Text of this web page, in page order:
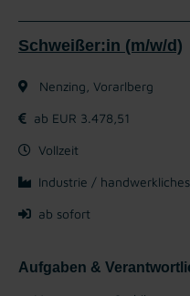
Schweißer:in (m/w/d)
Nenzing, Vorarlberg
ab EUR 3.478,51
Vollzeit
Industrie /
ab sofort
Aufgaben &